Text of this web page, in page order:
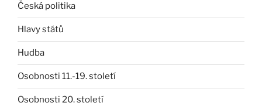
Česká politika
Hlavy států
Hudba
Osobnosti 11.-19. století
Osobnosti 20. století